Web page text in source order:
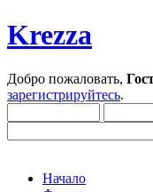
Krezza
Добро пожаловать,
зарегистрируйтесь.
Начало